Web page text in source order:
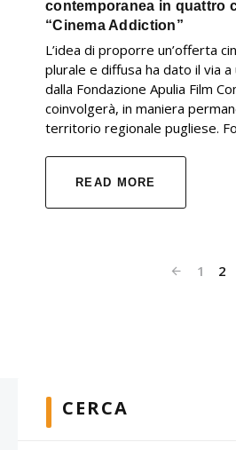
contemporanea in quattro
“Cinema Addiction”
L’idea di proporre un’offerta
plurale e diffusa ha dato il via
dalla Fondazione Apulia Film
coinvolgerà, in maniera
territorio regionale pugliese.
READ MORE
1 2
CERCA